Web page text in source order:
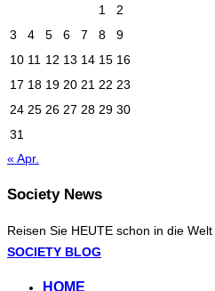
1
2
3
4 5 6 7 8
9
10 11 12 13 14 15 16
17 18 19 20 21 22 23
24 25 26 27 28 29 30
31
« Apr.
Society News
Reisen Sie HEUTE schon in die
Zum
SOCIETY BLOG
HOME